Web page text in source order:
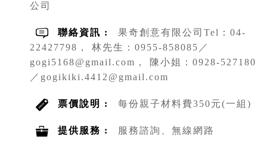
公司
聯絡資訊 :
果奇創意有限公司Tel：04-
22427798， 林先生：0955-858085／
gogi5168@gmail.com， 陳小姐：0928-527180
／gogikiki.4412@gmail.com
票價說明 : 每份親子材料費350元(一組)
提供服務 : 服務諮詢、無線網路